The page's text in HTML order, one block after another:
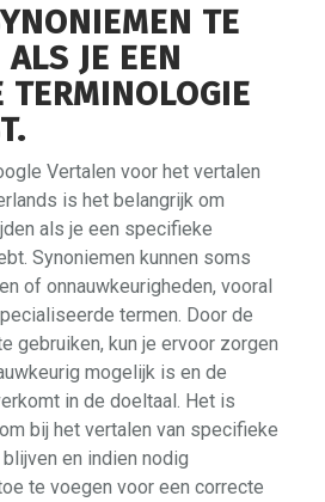
TE
JE EEN
TERMINOLOGIE
Vertalen voor het vertalen
is het belangrijk om
als je een specifieke
Synoniemen kunnen soms
of onnauwkeurigheden, vooral
termen. Door de
gebruiken, kun je ervoor zorgen
mogelijk is en de
in de doeltaal. Het is
bij het vertalen van specifieke
en indien nodig
te voegen voor een correcte